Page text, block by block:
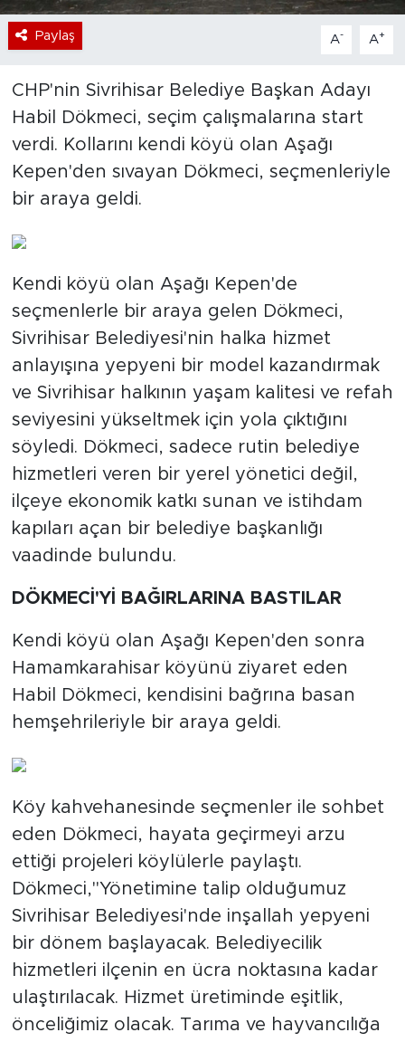
Paylaş A- A+
CHP'nin Sivrihisar Belediye Başkan Adayı
Habil Dökmeci, seçim çalışmalarına start
verdi. Kollarını kendi köyü olan Aşağı
Kepen'den sıvayan Dökmeci, seçmenleriyle
bir araya geldi.
Kendi köyü olan Aşağı Kepen'de
seçmenlerle bir araya gelen Dökmeci,
Sivrihisar Belediyesi'nin halka hizmet
anlayışına yepyeni bir model kazandırmak
ve Sivrihisar halkının yaşam kalitesi ve refah
seviyesini yükseltmek için yola çıktığını
söyledi. Dökmeci, sadece rutin belediye
hizmetleri veren bir yerel yönetici değil,
ilçeye ekonomik katkı sunan ve istihdam
kapıları açan bir belediye başkanlığı
vaadinde bulundu.
DÖKMECİ'Yİ BAĞIRLARINA BASTILAR
Kendi köyü olan Aşağı Kepen'den sonra
Hamamkarahisar köyünü ziyaret eden
Habil Dökmeci, kendisini bağrına basan
hemşehrileriyle bir araya geldi.
Köy kahvehanesinde seçmenler ile sohbet
eden Dökmeci, hayata geçirmeyi arzu
ettiği projeleri köylülerle paylaştı.
Dökmeci,"Yönetimine talip olduğumuz
Sivrihisar Belediyesi'nde inşallah yepyeni
bir dönem başlayacak. Belediyecilik
hizmetleri ilçenin en ücra noktasına kadar
ulaştırılacak. Hizmet üretiminde eşitlik,
önceliğimiz olacak. Tarıma ve hayvancılığa
Sektör